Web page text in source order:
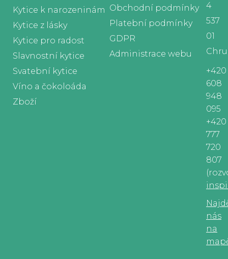
Kytice k narozeninám
Kytice z lásky
Kytice pro radost
Slavnostní kytice
Svatební kytice
Víno a čokoloáda
Zboží
Obchodní podmínky
Platební podmínky
GDPR
Administrace webu
4
537
01
+420
608
948
095
+420
777
720
807
nás
na